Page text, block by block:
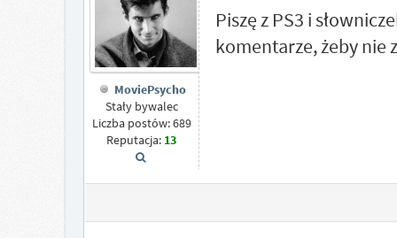
MoviePsycho
Stały bywalec
Liczba postów: 689
Reputacja: 13
Piszę z PS3 i
komentarze, żeby nie